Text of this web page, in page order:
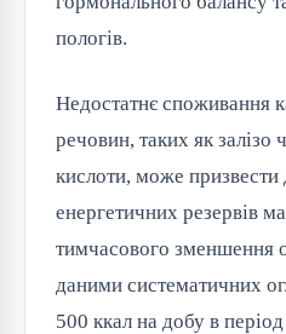
пологів.
Недостатнє споживання
речовин, таких як залізо
кислоти, може
енергетичних резервів
тимчасового зменшення
даними систематичних
500 ккал на добу в